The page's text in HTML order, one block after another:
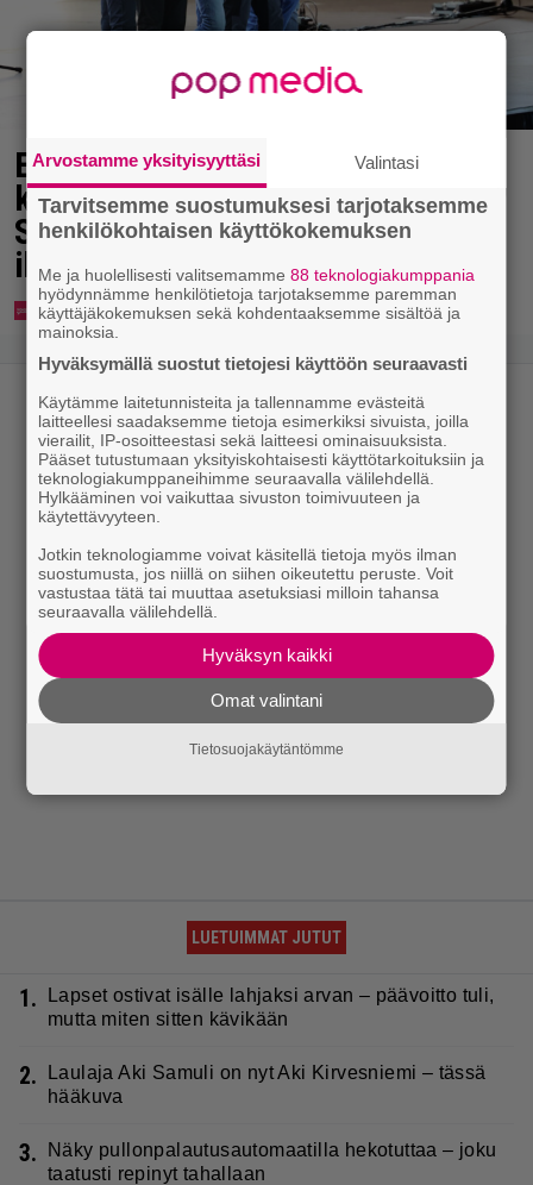
Eppu Normaalin jäähyväiset
koskettivat myös presidenttiä –
Stubbin sydämelliset kiitokset
ihastuttavat
LUETUIMMAT JUTUT
1.
Lapset ostivat isälle lahjaksi arvan – päävoitto tuli,
mutta miten sitten kävikään
2.
Laulaja Aki Samuli on nyt Aki Kirvesniemi – tässä
hääkuva
3.
Näky pullonpalautusautomaatilla hekotuttaa – joku
taatusti repinyt tahallaan
Arvostamme yksityisyyttäsi Valintasi
Tarvitsemme suostumuksesi tarjotaksemme
henkilökohtaisen käyttökokemuksen
Me ja huolellisesti valitsemamme88 teknologiakumppania
hyödynnämme henkilötietoja tarjotaksemme paremman
käyttäjäkokemuksen sekä kohdentaaksemme sisältöä ja
mainoksia.
Hyväksymällä suostut tietojesi käyttöön seuraavasti
Käytämme laitetunnisteita ja tallennamme evästeitä
laitteellesi saadaksemme tietoja esimerkiksi sivuista, joilla
vierailit, IP-osoitteestasi sekä laitteesi ominaisuuksista.
Pääset tutustumaan yksityiskohtaisesti käyttötarkoituksiin ja
teknologiakumppaneihimme seuraavalla välilehdellä.
Hylkääminen voi vaikuttaa sivuston toimivuuteen ja
käytettävyyteen.
Jotkin teknologiamme voivat käsitellä tietoja myös ilman
suostumusta, jos niillä on siihen oikeutettu peruste. Voit
vastustaa tätä tai muuttaa asetuksiasi milloin tahansa
seuraavalla välilehdellä.
Hyväksyn kaikki
Omat valintani
Tietosuojakäytäntömme